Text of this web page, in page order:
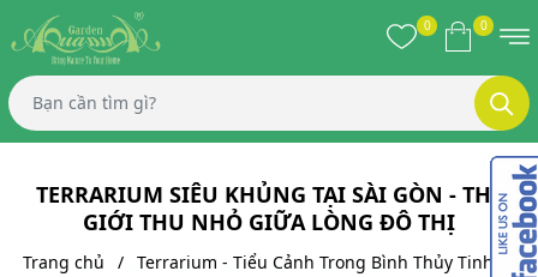
0 0
TERRARIUM SIÊU KHỦNG TẠI SÀI GÒN - THẾ
GIỚI THU NHỎ GIỮA LÒNG ĐÔ THỊ
Trang chủ
Terrarium - Tiểu Cảnh Trong Bình Thủy Tinh